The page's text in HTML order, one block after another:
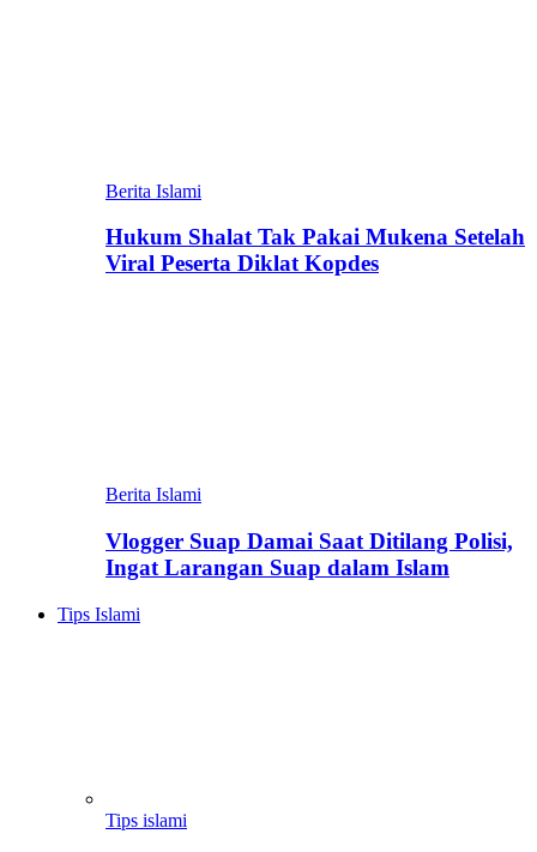
Berita Islami
Hukum Shalat Tak Pakai Mukena Setelah
Viral Peserta Diklat Kopdes
Berita Islami
Vlogger Suap Damai Saat Ditilang Polisi,
Ingat Larangan Suap dalam Islam
Tips Islami
Tips islami